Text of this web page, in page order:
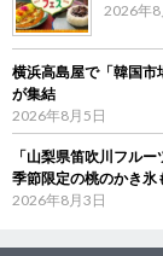
2026年8
横浜高島屋で「韓国
が集結
2026年8月5日
「山梨県笛吹川フル
季節限定の桃のかき氷
2026年8月3日